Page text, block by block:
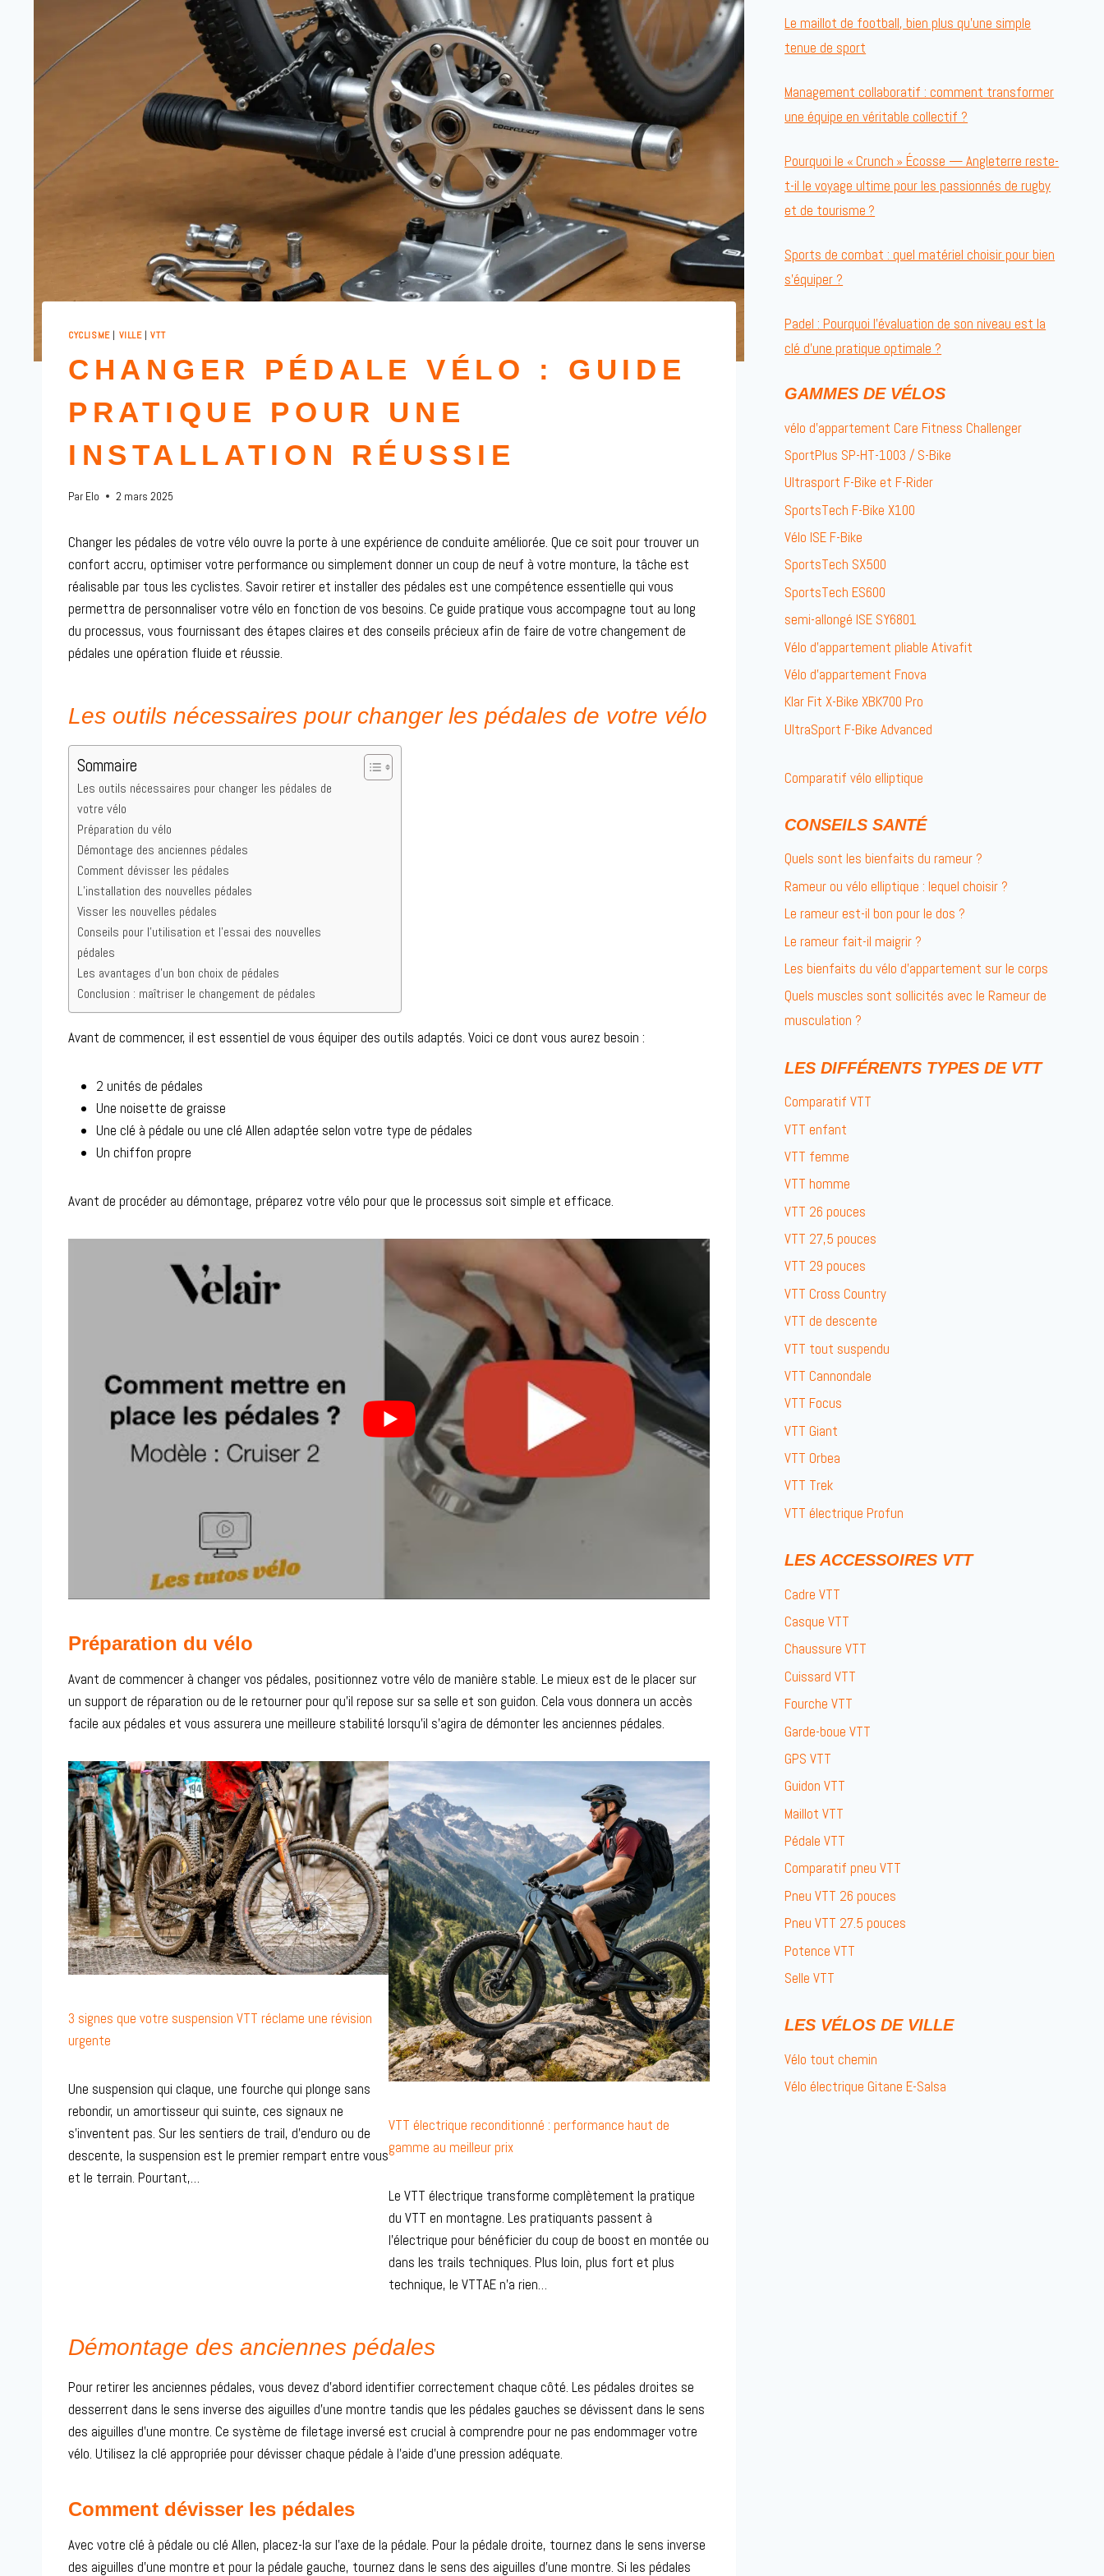
CYCLISME| VILLE|VTT
CHANGER PÉDALE VÉLO : GUIDE
PRATIQUE POUR UNE
INSTALLATION RÉUSSIE
Par Elo 2 mars 2025
Changer les pédales de votre vélo ouvre la porte à une expérience de conduite améliorée. Que ce soit pour trouver un
confort accru, optimiser votre performance ou simplement donner un coup de neuf à votre monture, la tâche est
réalisable par tous les cyclistes. Savoir retirer et installer des pédales est une compétence essentielle qui vous
permettra de personnaliser votre vélo en fonction de vos besoins. Ce guide pratique vous accompagne tout au long
du processus, vous fournissant des étapes claires et des conseils précieux afin de faire de votre changement de
pédales une opération fluide et réussie.
Les outils nécessaires pour changer les pédales de votre vélo
Sommaire
Les outils nécessaires pour changer les pédales de
votre vélo
Préparation du vélo
Démontage des anciennes pédales
Comment dévisser les pédales
L’installation des nouvelles pédales
Visser les nouvelles pédales
Conseils pour l’utilisation et l’essai des nouvelles
pédales
Les avantages d’un bon choix de pédales
Conclusion : maîtriser le changement de pédales
Avant de commencer, il est essentiel de vous équiper des outils adaptés. Voici ce dont vous aurez besoin :
2 unités de pédales
Une noisette de graisse
Une clé à pédale ou une clé Allen adaptée selon votre type de pédales
Un chiffon propre
Avant de procéder au démontage, préparez votre vélo pour que le processus soit simple et efficace.
Préparation du vélo
Avant de commencer à changer vos pédales, positionnez votre vélo de manière stable. Le mieux est de le placer sur
un support de réparation ou de le retourner pour qu’il repose sur sa selle et son guidon. Cela vous donnera un accès
facile aux pédales et vous assurera une meilleure stabilité lorsqu’il s’agira de démonter les anciennes pédales.
3 signes que votre suspension VTT réclame une révision
urgente
Une suspension qui claque, une fourche qui plonge sans
rebondir, un amortisseur qui suinte, ces signaux ne
s’inventent pas. Sur les sentiers de trail, d’enduro ou de
descente, la suspension est le premier rempart entre vous
et le terrain. Pourtant,…
VTT électrique reconditionné : performance haut de
gamme au meilleur prix
Le VTT électrique transforme complètement la pratique
du VTT en montagne. Les pratiquants passent à
l’électrique pour bénéficier du coup de boost en montée ou
dans les trails techniques. Plus loin, plus fort et plus
technique, le VTTAE n’a rien…
Démontage des anciennes pédales
Pour retirer les anciennes pédales, vous devez d’abord identifier correctement chaque côté. Les pédales droites se
desserrent dans le sens inverse des aiguilles d’une montre tandis que les pédales gauches se dévissent dans le sens
des aiguilles d’une montre. Ce système de filetage inversé est crucial à comprendre pour ne pas endommager votre
vélo. Utilisez la clé appropriée pour dévisser chaque pédale à l’aide d’une pression adéquate.
Comment dévisser les pédales
Avec votre clé à pédale ou clé Allen, placez-la sur l’axe de la pédale. Pour la pédale droite, tournez dans le sens inverse
des aiguilles d’une montre et pour la pédale gauche, tournez dans le sens des aiguilles d’une montre. Si les pédales
Le maillot de football, bien plus qu’une simple
tenue de sport
Management collaboratif : comment transformer
une équipe en véritable collectif ?
Pourquoi le « Crunch » Écosse — Angleterre reste-
t-il le voyage ultime pour les passionnés de rugby
et de tourisme ?
Sports de combat : quel matériel choisir pour bien
s’équiper ?
Padel : Pourquoi l’évaluation de son niveau est la
clé d’une pratique optimale ?
GAMMES DE VÉLOS
vélo d’appartement Care Fitness Challenger
SportPlus SP-HT-1003 / S-Bike
Ultrasport F-Bike et F-Rider
SportsTech F-Bike X100
Vélo ISE F-Bike
SportsTech SX500
SportsTech ES600
semi-allongé ISE SY6801
Vélo d’appartement pliable Ativafit
Vélo d’appartement Fnova
Klar Fit X-Bike XBK700 Pro
UltraSport F-Bike Advanced
Comparatif vélo elliptique
CONSEILS SANTÉ
Quels sont les bienfaits du rameur ?
Rameur ou vélo elliptique : lequel choisir ?
Le rameur est-il bon pour le dos ?
Le rameur fait-il maigrir ?
Les bienfaits du vélo d’appartement sur le corps
Quels muscles sont sollicités avec le Rameur de
musculation ?
LES DIFFÉRENTS TYPES DE VTT
Comparatif VTT
VTT enfant
VTT femme
VTT homme
VTT 26 pouces
VTT 27,5 pouces
VTT 29 pouces
VTT Cross Country
VTT de descente
VTT tout suspendu
VTT Cannondale
VTT Focus
VTT Giant
VTT Orbea
VTT Trek
VTT électrique Profun
LES ACCESSOIRES VTT
Cadre VTT
Casque VTT
Chaussure VTT
Cuissard VTT
Fourche VTT
Garde-boue VTT
GPS VTT
Guidon VTT
Maillot VTT
Pédale VTT
Comparatif pneu VTT
Pneu VTT 26 pouces
Pneu VTT 27.5 pouces
Potence VTT
Selle VTT
LES VÉLOS DE VILLE
Vélo tout chemin
Vélo électrique Gitane E-Salsa